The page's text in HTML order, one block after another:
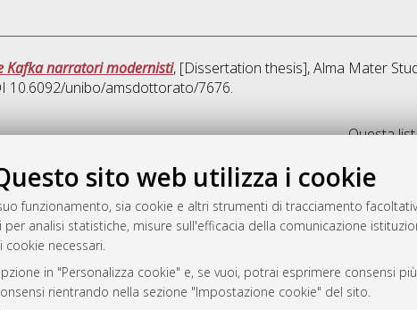
sito web utilizza i cookie
funzionamento, sia cookie e altri strumenti di tracciamento
analisi statistiche, misure sull'efficacia della comunicazione
cookie necessari.
in "Personalizza cookie" e, se vuoi, potrai esprimere consensi
rientrando nella sezione "Impostazione cookie" del sito.
Kafka narratori modernisti, [Dissertation thesis], Alma Mater
10.6092/unibo/amsdottorato/7676.
Questa
e gestito daAlmaDL
privacy
del sito